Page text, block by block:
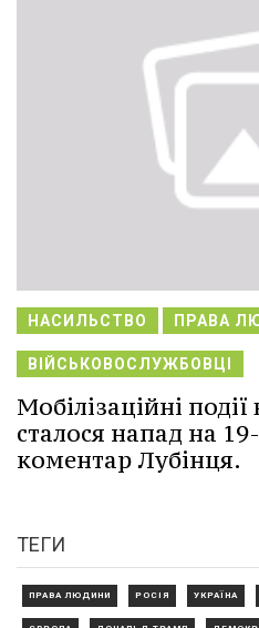
НАСИЛЬСТВО ПРАВА
ВІЙСЬКОВОСЛУЖБОВЦІ
Мобілізаційні події
сталося напад на
коментар Лубінця.
ТЕГИ
ПРАВА ЛЮДИНИ РОСІЯ УКРАЇНА